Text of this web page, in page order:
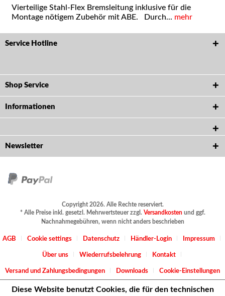
Vierteilige Stahl-Flex Bremsleitung inklusive für die
Montage nötigem Zubehör mit ABE. Durch... mehr
Service Hotline
Shop Service
Informationen
Newsletter
Copyright 2026. Alle Rechte reserviert.
* Alle Preise inkl. gesetzl. Mehrwertsteuer zzgl. Versandkostenund ggf.
Nachnahmegebühren, wenn nicht anders beschrieben
AGB Cookie settings Datenschutz Händler-Login Impressum
Über uns Wiederrufsbelehrung Kontakt
Versand und Zahlungsbedingungen Downloads Cookie-Einstellungen
Diese Website benutzt Cookies, die für den technischen